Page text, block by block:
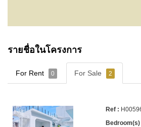
รายชื่อในโครงการ
For Rent 0 For Sale 2